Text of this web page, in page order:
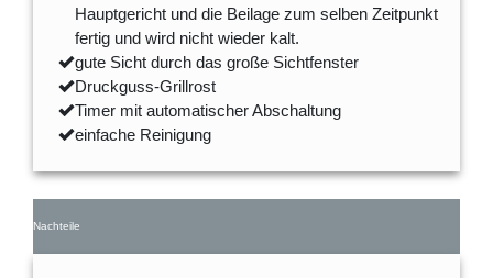
Hauptgericht und die Beilage zum selben Zeitpunkt
fertig und wird nicht wieder kalt.
gute Sicht durch das große Sichtfenster
Druckguss-Grillrost
Timer mit automatischer Abschaltung
einfache Reinigung
Nachteile